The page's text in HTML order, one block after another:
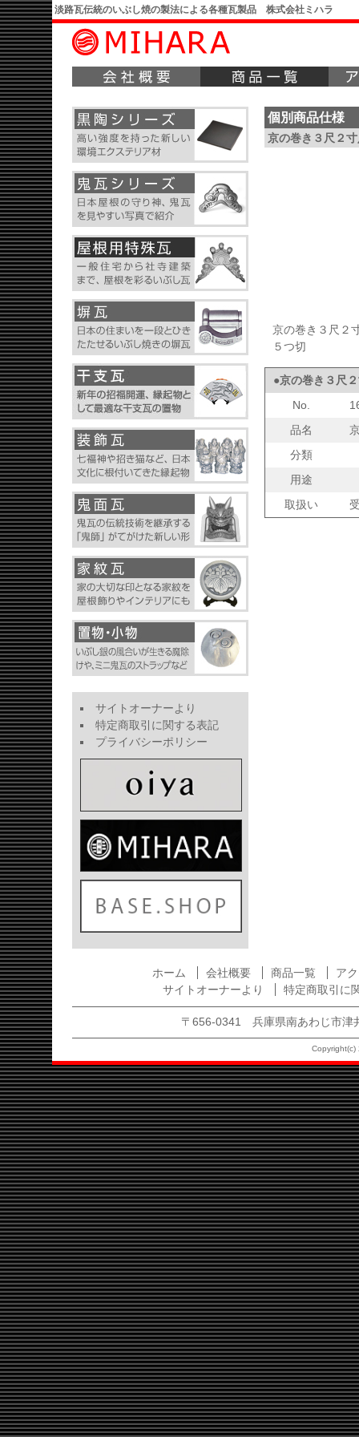
淡路瓦伝統のいぶし焼の製法による各種瓦製品 株式会社ミハラ
個別商品仕様
京の巻き３尺２
京の巻き３尺２
５つ切
●京の巻き３尺
No.
品名
分類
用途
取扱い
サイトオーナーより
特定商取引に関する表記
プライバシーポリシー
ホーム 会社概要 商品一覧
ア
サイトオーナーより
特定商取引に
〒656-0341 兵庫県南あわじ市
Copyright(c)